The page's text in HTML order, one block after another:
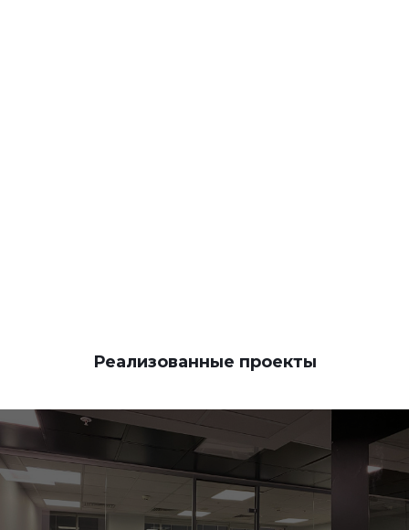
Реализованные проекты